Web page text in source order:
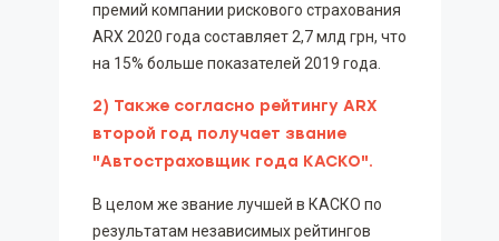
премий компании рискового страхования
ARX 2020 года составляет 2,7 млд грн, что
на 15% больше показателей 2019 года.
2) Также согласно рейтингу ARX
второй год получает звание
"Автостраховщик года КАСКО".
В целом же звание лучшей в КАСКО по
результатам независимых рейтингов